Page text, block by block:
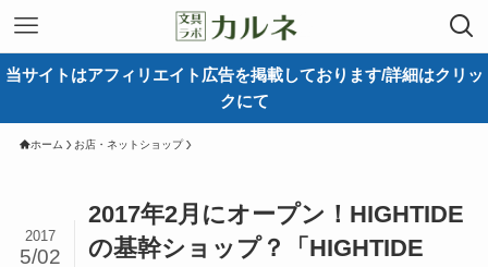
当サイトはアフィリエイト広告を掲載しております/詳細はクリッ
クにて
ホーム お店・ネットショップ
2017年2月にオープン！HIGHTIDE
の基幹ショップ？「HIGHTIDE
2017
5/02